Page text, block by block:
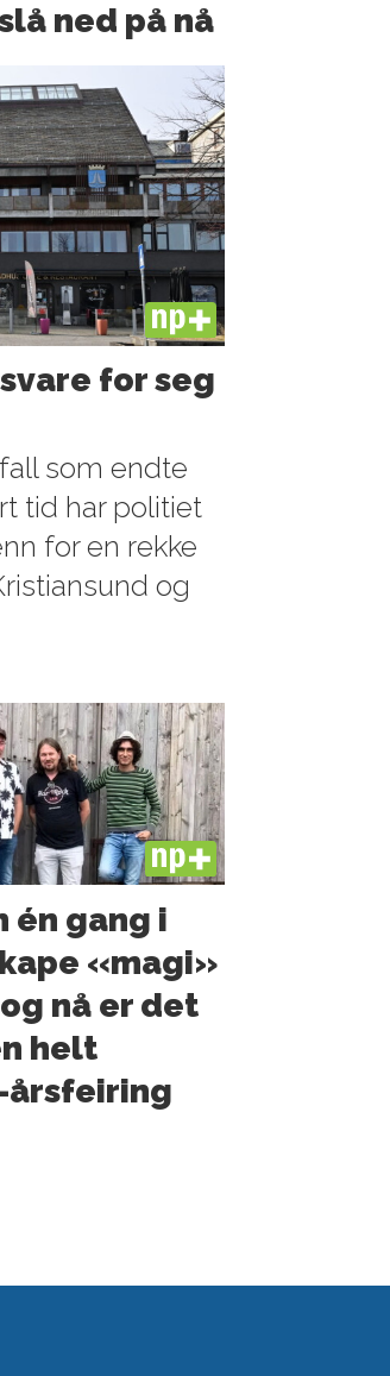
ned på nå
PLUS
for seg
som endte
tid har politiet
for en rekke
og
PLUS
én gang i
«magi»
nå er det
helt
årsfeiring